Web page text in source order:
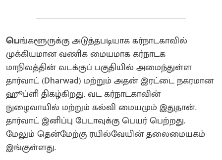
பெங்களூருக்கு அடுத்தபடியாக கர்நாடகாவில்
முக்கியமான வணிக மையமாக கர்நாடக
மாநிலத்தின் வடக்குப் பகுதியில் அமைந்துள்ள
தார்வாட் (Dharwad) மற்றும் அதன் இரட்டை நகரமான
ஹூப்ளி திகழ்கிறது. வட கர்நாடகாவின்
நுழைவாயில் மற்றும் கல்வி மையமும் இதுதான்.
தார்வாட் இனிப்பு பேடாவுக்கு பெயர் பெற்றது.
மேலும் தென்மேற்கு ரயில்வேயின் தலைமையகம்
இங்குள்ளது.